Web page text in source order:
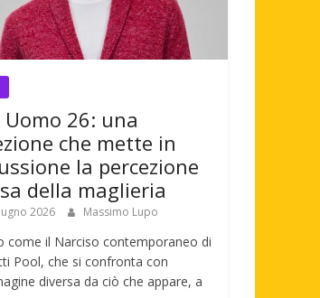
26: una
che mette in
la percezione
della maglieria
2026 Massimo Lupo
come il Narciso contemporaneo di
Pool, che si confronta con
diversa da ciò che appare, a